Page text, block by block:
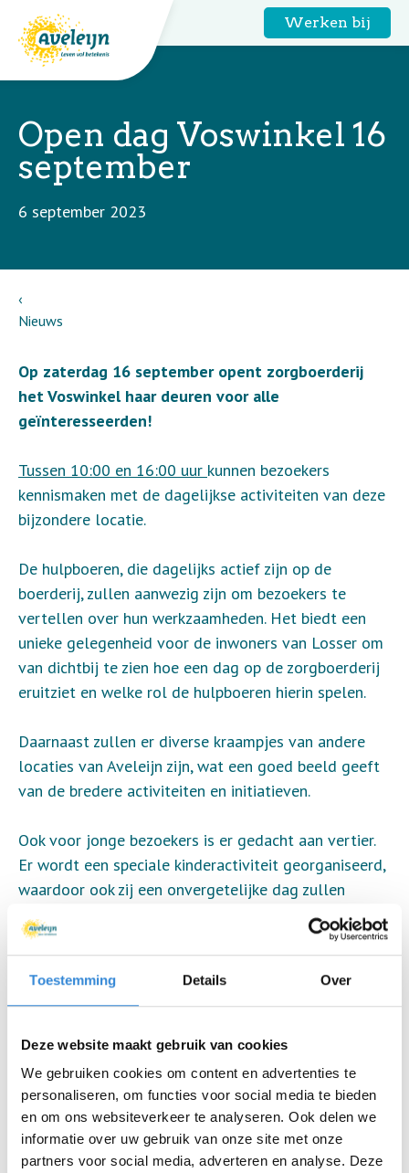
Toestemming Details Over
Deze website maakt gebruik van cookies
We gebruiken cookies om content en advertenties te
personaliseren, om functies voor social media te bieden
en om ons websiteverkeer te analyseren. Ook delen we
informatie over uw gebruik van onze site met onze
partners voor social media, adverteren en analyse. Deze
Werken bij
Open dag Voswinkel 16
september
6 september 2023
Nieuws
Op zaterdag 16 september opent zorgboerderij
het Voswinkel haar deuren voor alle
geïnteresseerden!
Tussen 10:00 en 16:00 uur kunnen bezoekers
kennismaken met de dagelijkse activiteiten van deze
bijzondere locatie.
De hulpboeren, die dagelijks actief zijn op de
boerderij, zullen aanwezig zijn om bezoekers te
vertellen over hun werkzaamheden. Het biedt een
unieke gelegenheid voor de inwoners van Losser om
van dichtbij te zien hoe een dag op de zorgboerderij
eruitziet en welke rol de hulpboeren hierin spelen.
Daarnaast zullen er diverse kraampjes van andere
locaties van Aveleijn zijn, wat een goed beeld geeft
van de bredere activiteiten en initiatieven.
Ook voor jonge bezoekers is er gedacht aan vertier.
Er wordt een speciale kinderactiviteit georganiseerd,
waardoor ook zij een onvergetelijke dag zullen
hebben. Bovendien kunnen zij, net als de
volwassenen, genieten van de bloementuin en de
Dus, of je nu al lang benieuwd bent naar het reilen
en zeilen op de zorgboerderij, of gewoon een leuke
Voswinkel biedt een kijkje achter de schermen voor
jong en oud!
Adres:
het Voswinkel